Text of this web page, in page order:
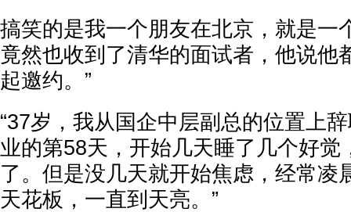
搞笑的是我一个朋友在北京，就是一
竟然也收到了清华的面试者，他说他
起邀约。”
“37岁，我从国企中层副总的位置上
业的第58天，开始几天睡了几个好觉
了。但是没几天就开始焦虑，经常凌
天花板，一直到天亮。”